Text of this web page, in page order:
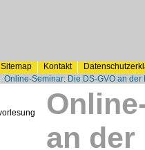
Sitemap Kontakt
Online-Seminar: Die DS-GVO an
an der